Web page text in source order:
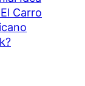
Carro